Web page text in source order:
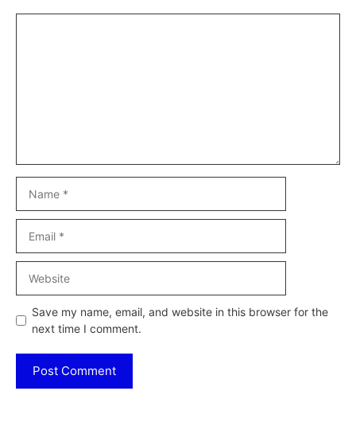
Save my name, email, and website in this browser for the
next time I comment.